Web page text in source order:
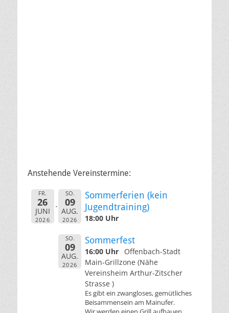
Anstehende Vereinstermine:
FR.
26
JUNI
2026
SO.
09
AUG.
2026
Sommerferien (kein
Jugendtraining)
18:00 Uhr
SO.
09
AUG.
2026
Sommerfest
16:00 Uhr
Offenbach-Stadt
Main-Grillzone (Nähe
Vereinsheim Arthur-Zitscher
Strasse )
Es gibt ein zwangloses, gemütliches
Beisammensein am Mainufer.